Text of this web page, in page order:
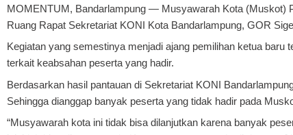
MOMENTUM, Bandarlampung — Musyawarah Kota (Muskot)
Ruang Rapat Sekretariat KONI Kota Bandarlampung, GOR
Kegiatan yang semestinya menjadi ajang pemilihan ketua
terkait keabsahan peserta yang hadir.
Berdasarkan hasil pantauan di Sekretariat KONI
Sehingga dianggap banyak peserta yang tidak hadir pada
“Musyawarah kota ini tidak bisa dilanjutkan karena banyak